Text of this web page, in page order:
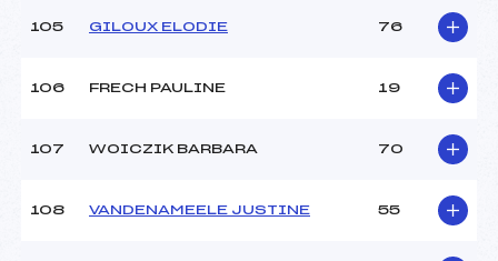
105 GILOUX ELODIE 76
106 FRECH PAULINE 19
107 WOICZIK BARBARA 70
108 VANDENAMEELE JUSTINE 55